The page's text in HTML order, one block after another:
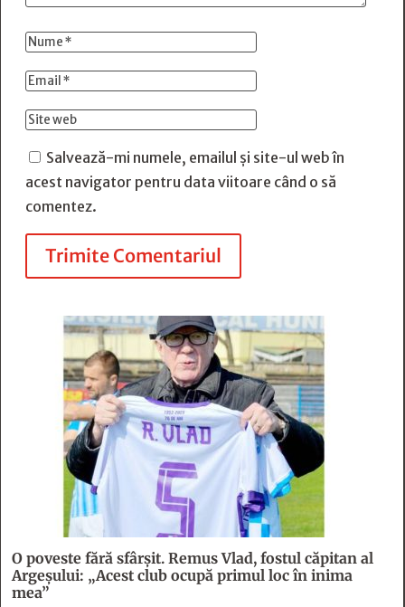
Salvează-mi numele, emailul și site-ul web în
acest navigator pentru data viitoare când o să
comentez.
Trimite Comentariul
O poveste fără sfârşit. Remus Vlad, fostul căpitan al
Argeşului: „Acest club ocupă primul loc în inima
mea”